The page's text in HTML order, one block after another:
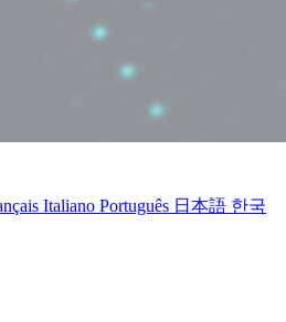
Italiano Português 日本語 한국